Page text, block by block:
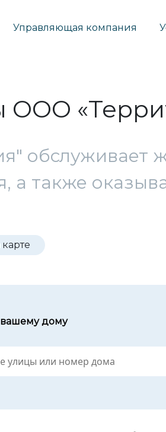
Управляющая компания
ООО
обслуживает
а также
карте
дому